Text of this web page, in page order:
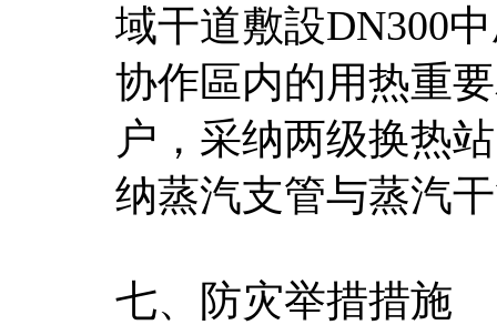
域干道敷設DN300
协作區内的用热重
户，采纳两级换热
纳蒸汽支管与蒸汽
七、防灾举措措施